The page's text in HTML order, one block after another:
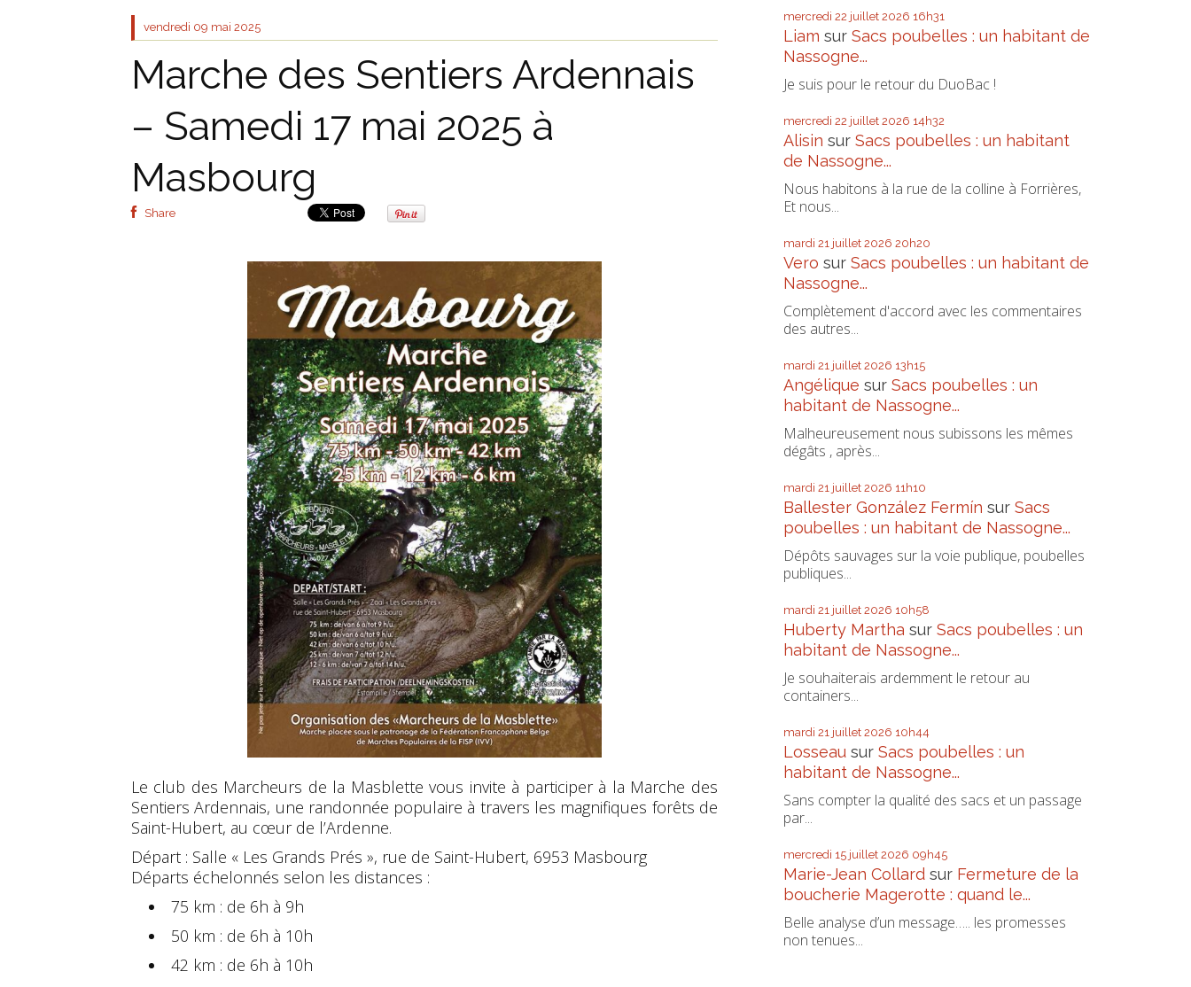
vendredi 09 mai 2025
Marche des Sentiers Ardennais
– Samedi 17 mai 2025 à
Masbourg
Share
Le club des Marcheurs de la Masblette vous invite à participer à la Marche des
Sentiers Ardennais, une randonnée populaire à travers les magnifiques forêts de
Saint-Hubert, au cœur de l’Ardenne.
Départ : Salle « Les Grands Prés », rue de Saint-Hubert, 6953 Masbourg
Départs échelonnés selon les distances :
75 km : de 6h à 9h
50 km : de 6h à 10h
42 km : de 6h à 10h
mercredi 22 juillet 2026 16h31
Liam surSacs poubelles : un habitant de
Nassogne...
Je suis pour le retour du DuoBac !
mercredi 22 juillet 2026 14h32
Alisin surSacs poubelles : un habitant
de Nassogne...
Nous habitons à la rue de la colline à Forrières,
Et nous...
mardi 21 juillet 2026 20h20
Vero surSacs poubelles : un habitant de
Nassogne...
Complètement d'accord avec les commentaires
des autres...
mardi 21 juillet 2026 13h15
Angélique surSacs poubelles : un
habitant de Nassogne...
Malheureusement nous subissons les mêmes
dégâts , après...
mardi 21 juillet 2026 11h10
Ballester González Fermín surSacs
poubelles : un habitant de Nassogne...
Dépôts sauvages sur la voie publique, poubelles
publiques...
mardi 21 juillet 2026 10h58
Huberty Martha surSacs poubelles : un
habitant de Nassogne...
Je souhaiterais ardemment le retour au
containers...
mardi 21 juillet 2026 10h44
Losseau surSacs poubelles : un
habitant de Nassogne...
Sans compter la qualité des sacs et un passage
par...
mercredi 15 juillet 2026 09h45
Marie-Jean Collard sur Fermeture de la
boucherie Magerotte : quand le...
Belle analyse d’un message….. les promesses
non tenues...